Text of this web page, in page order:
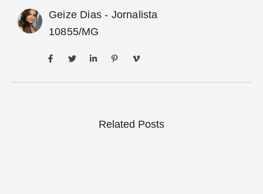
Geize Dias - Jornalista
10855/MG
Related Posts